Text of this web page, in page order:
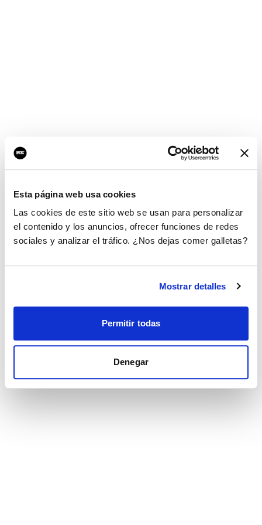
Esta página web usa cookies
Las cookies de este sitio web se usan para personalizar
el contenido y los anuncios, ofrecer funciones de redes
sociales y analizar el tráfico. ¿Nos dejas comer galletas?
Mostrar detalles
Permitir todas
Denegar